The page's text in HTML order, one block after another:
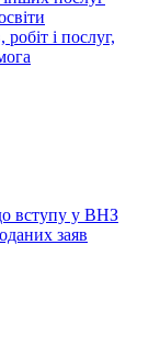
і послуг,
вступу у ВНЗ
заяв